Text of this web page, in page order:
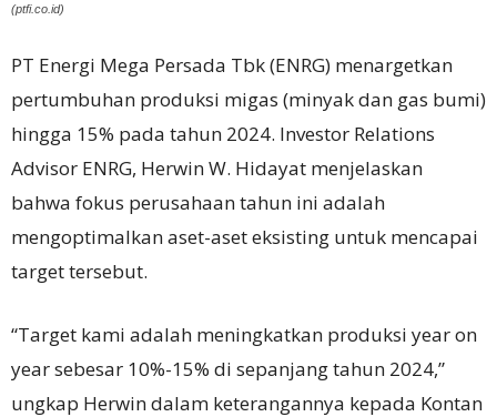
(ptfi.co.id)
PT Energi Mega Persada Tbk (ENRG) menargetkan
pertumbuhan produksi migas (minyak dan gas bumi)
hingga 15% pada tahun 2024. Investor Relations
Advisor ENRG, Herwin W. Hidayat menjelaskan
bahwa fokus perusahaan tahun ini adalah
mengoptimalkan aset-aset eksisting untuk mencapai
target tersebut.
“Target kami adalah meningkatkan produksi year on
year sebesar 10%-15% di sepanjang tahun 2024,”
ungkap Herwin dalam keterangannya kepada Kontan